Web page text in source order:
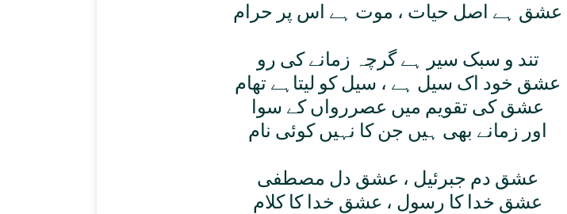
عشق ہے اصل حيات ، موت ہے اس پر حرام
تند و سبک سير ہے گرچہ زمانے کی رو
عشق خود اک سيل ہے ، سيل کو ليتاہے تھام
عشق کی تقويم ميں عصررواں کے سوا
اور زمانے بھی ہيں جن کا نہيں کوئی نام
عشق دم جبرئيل ، عشق دل مصطفی
عشق خدا کا رسول ، عشق خدا کا کلام